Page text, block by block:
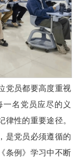
党员都要高度重视
名党员应尽的义
性的重要途径。
是党员必须遵循的
条例》学习中不断